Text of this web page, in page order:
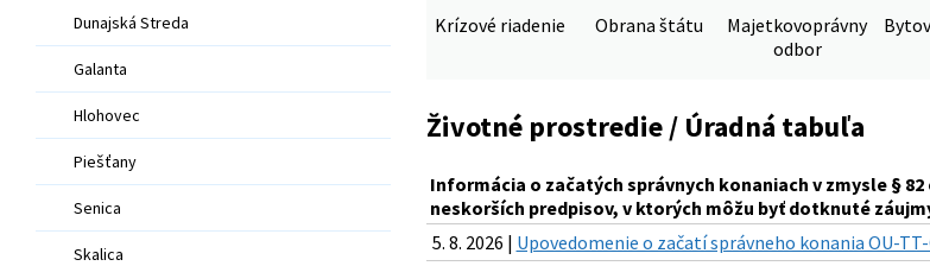
Dunajská Streda
Galanta
Hlohovec
Piešťany
Senica
Skalica
Krízové riadenie Obrana štátu
Majetkovoprávny
odbor
Životné prostredie / Úradná tabuľa
Informácia o začatých správnych konaniach v zmysle § 82
neskorších predpisov, v ktorých môžu byť dotknuté
5. 8. 2026 | Upovedomenie o začatí správneho konania OU-